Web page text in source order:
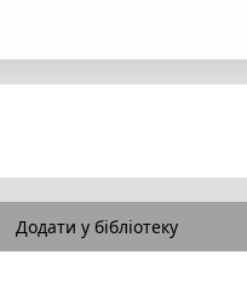
Додати у бібліотеку